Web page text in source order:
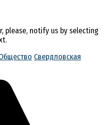
please, notify us by selecting
Свердловская